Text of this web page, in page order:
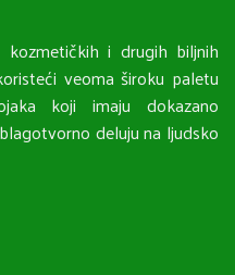
i drugih biljnih
veoma široku paletu
koji imaju dokazano
deluju na ljudsko